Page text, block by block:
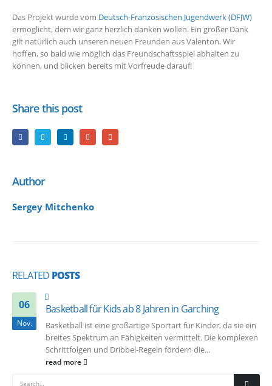
Das Projekt wurde vom Deutsch-Französischen Jugendwerk (DFJW)
ermöglicht, dem wir ganz herzlich danken wollen. Ein großer Dank
gilt natürlich auch unseren neuen Freunden aus Valenton. Wir
hoffen, so bald wie möglich das Freundschaftsspiel abhalten zu
können, und blicken bereits mit Vorfreude darauf!
Share this post
Author
Sergey Mitchenko
RELATED POSTS
06
Nov.
Basketball für Kids ab 8 Jahren in Garching
Basketball ist eine großartige Sportart für Kinder, da sie ein
breites Spektrum an Fähigkeiten vermittelt. Die komplexen
Schrittfolgen und Dribbel-Regeln fördern die...
read more